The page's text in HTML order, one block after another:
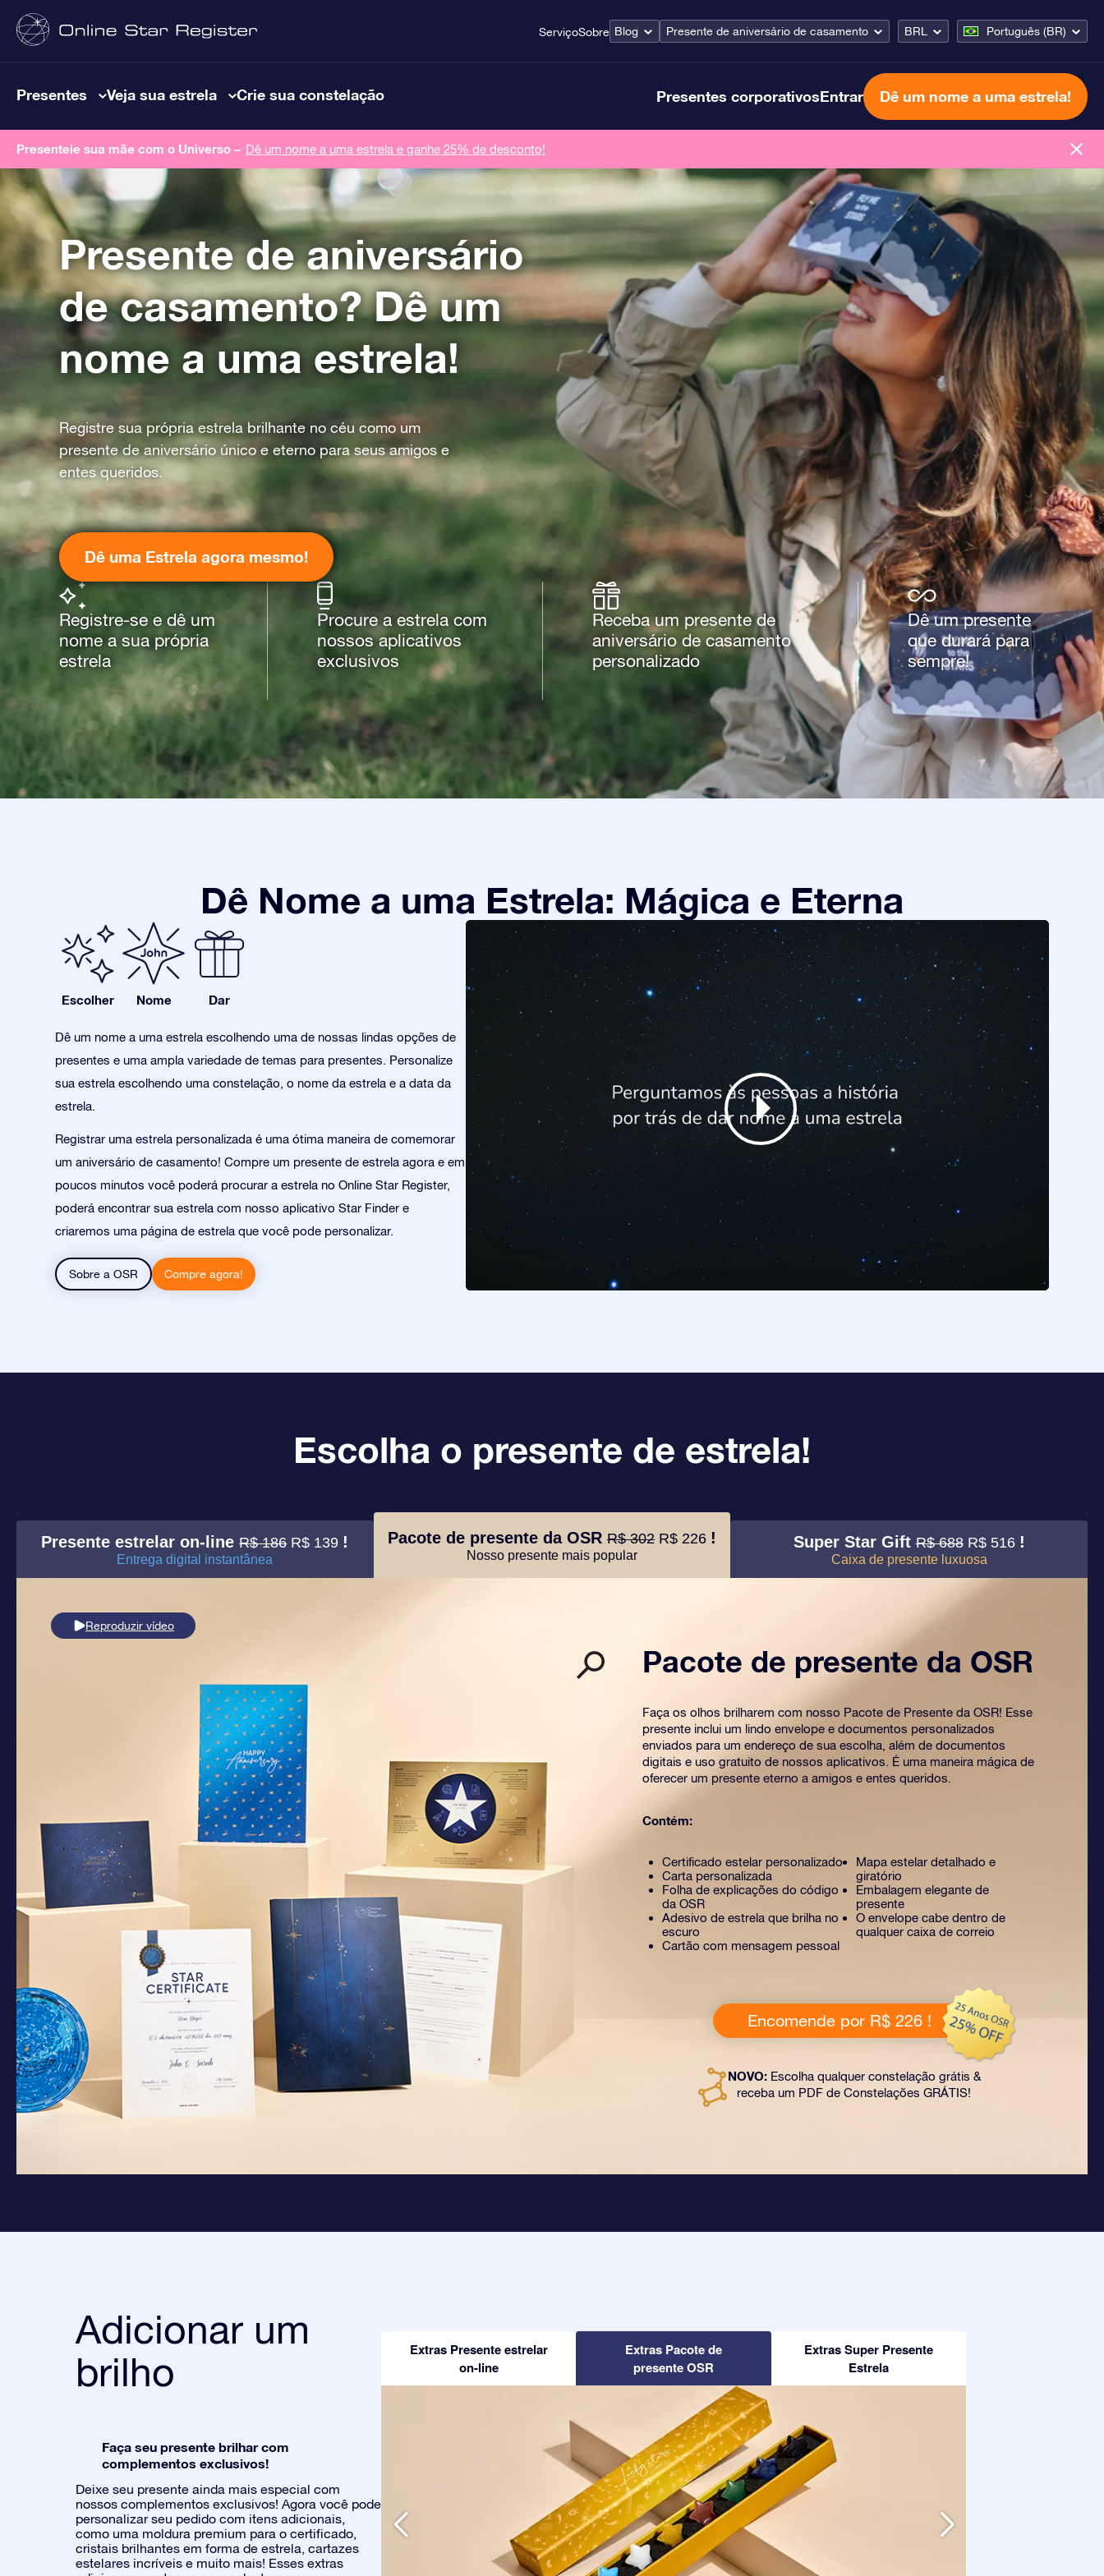
ServiçoSobre Blog Presente de aniversário de casamento BRL Português (BR)
Presentes Veja sua estrela Crie sua constelação Presentes corporativosEntrar Dê um nome a uma estrela!
Presenteie sua mãe com o Universo – Dê um nome a uma estrela e ganhe 25% de desconto!
Presente de aniversário
de casamento? Dê um
nome a uma estrela!
Registre sua própria estrela brilhante no céu como um
presente de aniversário único e eterno para seus amigos e
entes queridos.
Dê uma Estrela agora mesmo!
Registre-se e dê um
nome a sua própria
estrela
Procure a estrela com
nossos aplicativos
exclusivos
Receba um presente de
aniversário de casamento
personalizado
Dê um presente
que durará para
sempre!
Dê Nome a uma Estrela: Mágica e Eterna
Escolher Nome Dar
Dê um nome a uma estrela escolhendo uma de nossas lindas opções de
presentes e uma ampla variedade de temas para presentes. Personalize
sua estrela escolhendo uma constelação, o nome da estrela e a data da
estrela.
Registrar uma estrela personalizada é uma ótima maneira de comemorar
um aniversário de casamento! Compre um presente de estrela agora e em
poucos minutos você poderá procurar a estrela no Online Star Register,
poderá encontrar sua estrela com nosso aplicativo Star Finder e
criaremos uma página de estrela que você pode personalizar.
Sobre a OSR Compre agora!
Escolha o presente de estrela!
Presente estrelar on-lineR$ 186 R$ 139 !
Entrega digital instantânea
Pacote de presente da OSR R$ 302 R$ 226 !
Nosso presente mais popular
Super Star GiftR$ 688 R$ 516 !
Caixa de presente luxuosa
Reproduzir vídeo
Pacote de presente da OSR
Faça os olhos brilharem com nosso Pacote de Presente da OSR! Esse
presente inclui um lindo envelope e documentos personalizados
enviados para um endereço de sua escolha, além de documentos
digitais e uso gratuito de nossos aplicativos. É uma maneira mágica de
oferecer um presente eterno a amigos e entes queridos.
Contém:
Certificado estelar personalizado
Carta personalizada
Folha de explicações do código
da OSR
Adesivo de estrela que brilha no
escuro
Cartão com mensagem pessoal
Mapa estelar detalhado e
giratório
Embalagem elegante de
presente
O envelope cabe dentro de
qualquer caixa de correio
Encomende por R$ 226 !
NOVO:Escolha qualquer constelação grátis &
receba um PDF de Constelações GRÁTIS!
Adicionar um
brilho
Faça seu presente brilhar com
complementos exclusivos!
Deixe seu presente ainda mais especial com
nossos complementos exclusivos! Agora você pode
personalizar seu pedido com itens adicionais,
como uma moldura premium para o certificado,
cristais brilhantes em forma de estrela, cartazes
estelares incríveis e muito mais! Esses extras
Extras Presente estrelar
on-line
Extras Pacote de
presente OSR
Extras Super Presente
Estrela